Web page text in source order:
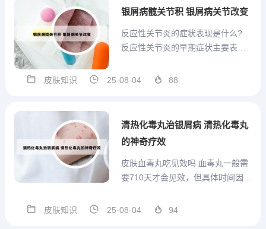
保证营养摄入，如酸奶、豆腐、鸡
银屑病髋关节积 银屑病关节改变
反应性关节炎的症状表现是什么?
反应性关节炎的早期症状主要表现
的受累关节为膝关节、踝关节、髋
关节数目较少。关节红、肿、热、
皮肤知识 25-08-04 88
清热化毒丸治银屑病 清热化毒丸
的神奇疗效
皮肤血毒丸吃见效吗 血毒丸一般需
要710天才会见效，但具体时间因病
效时间：血毒丸全名叫做皮肤病血
皮肤知识 25-08-04 94